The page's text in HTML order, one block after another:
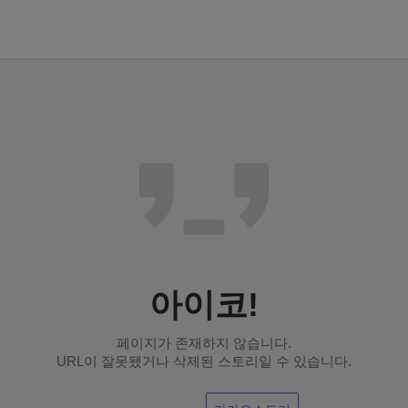
아이코!
페이지가 존재하지 않습니다.
URL이 잘못됐거나 삭제된 스토리일 수 있습니다.